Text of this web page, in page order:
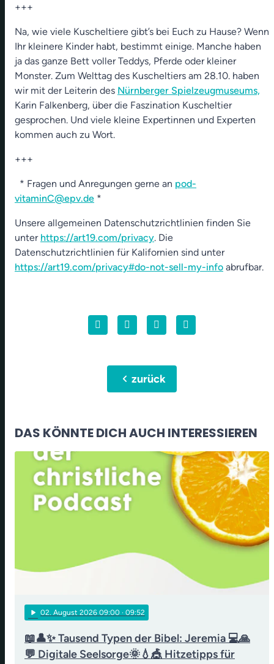
+++
Na, wie viele Kuscheltiere gibt’s bei Euch zu Hause? Wenn
Ihr kleinere Kinder habt, bestimmt einige. Manche haben
ja das ganze Bett voller Teddys, Pferde oder kleiner
Monster. Zum Welttag des Kuscheltiers am 28.10. haben
wir mit der Leiterin des Nürnberger Spielzeugmuseums,
Karin Falkenberg, über die Faszination Kuscheltier
gesprochen. Und viele kleine Expertinnen und Experten
kommen auch zu Wort.
+++
* Fragen und Anregungen gerne an pod-
vitaminC@epv.de *
Unsere allgemeinen Datenschutzrichtlinien finden Sie
unter https://art19.com/privacy. Die
Datenschutzrichtlinien für Kalifornien sind unter
https://art19.com/privacy#do-not-sell-my-info abrufbar.
chevron_leftzurück
DAS KÖNNTE DICH AUCH INTERESSIEREN
play_arrow 02. August 2026 09:00 · 09:52
📖👤✨ Tausend Typen der Bibel: Jeremia 💻🙏
💬 Digitale Seelsorge🌞💧🎪 Hitzetipps für